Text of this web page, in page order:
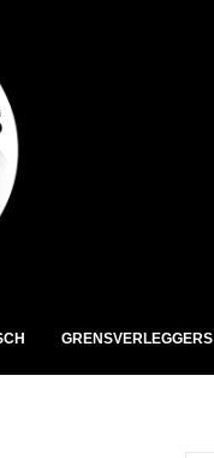
GRENSVERLEGGERS